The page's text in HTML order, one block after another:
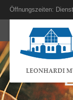
Öffnungszeiten:
Monat bis 20 Uhr